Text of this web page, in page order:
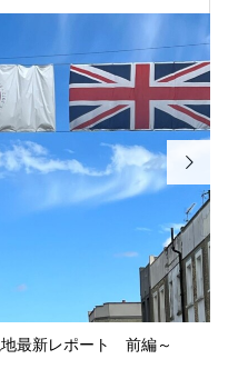
最新レポート 前編～
